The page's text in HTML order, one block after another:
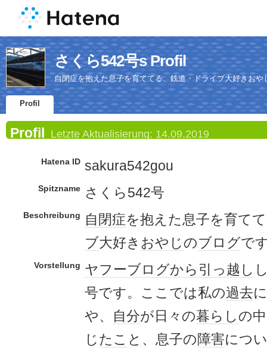
さくら542号s Profil
自閉症を抱えた息子を育ててる、鉄道・ドライブ大好きおや
Profil
Profil Letzte Aktualisierung: 14.09.2019
Hatena ID sakura542gou
Spitzname さくら542号
Beschreibung 自閉症を抱えた息子を育て
ブ大好き おやじのブログで
Vorstellung ヤフーブログから 引っ越し
号です。ここでは私の過去
や、
自分が日々の暮らしの
じたこ と、息子の障害につ